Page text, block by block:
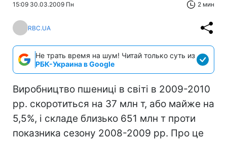
15:09 30.03.2009 Пн 2 мин
RBC.UA
Не трать время на шум! Читай только суть из
РБК-Украина в Google
Виробництво пшениці в світі в 2009-2010
рр. скоротиться на 37 млн т, або майже на
5,5%, і складе близько 651 млн т проти
показника сезону 2008-2009 рр. Про це